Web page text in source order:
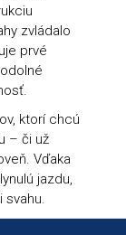
zvládalo
prvé
ktorí chcú
– či už
Vďaka
jazdu,
svahu.